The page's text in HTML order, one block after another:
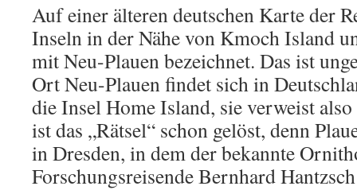
Auf einer älteren deutschen Karte der
Inseln in der Nähe von Kmoch Island
mit Neu-Plauen bezeichnet. Das ist
Ort Neu-Plauen findet sich in
die Insel Home Island, sie verweist
ist das „Rätsel“ schon gelöst, denn
in Dresden, in dem der bekannte
Forschungsreisende Bernhard